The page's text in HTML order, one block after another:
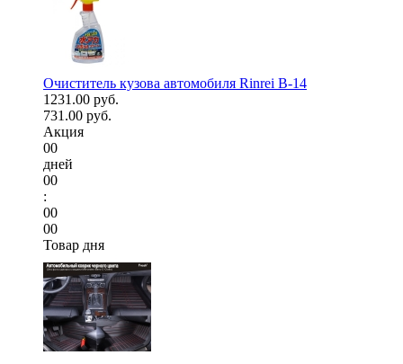
Очиститель кузова автомобиля Rinrei B-14
1231.00 руб.
731.00 руб.
Акция
00
дней
00
:
00
00
Товар дня